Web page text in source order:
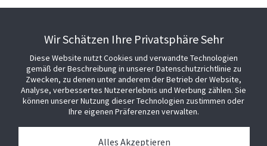
Wir Schätzen Ihre Privatsphäre Sehr
Diese Website nutzt Cookies und verwandte Technologien
gemäß der Beschreibung in unserer Datenschutzrichtlinie zu
Zwecken, zu denen unter anderem der Betrieb der Website,
Analyse, verbessertes Nutzererlebnis und Werbung zählen. Sie
können unserer Nutzung dieser Technologien zustimmen oder
Ihre eigenen Präferenzen verwalten.
Alles Akzeptieren